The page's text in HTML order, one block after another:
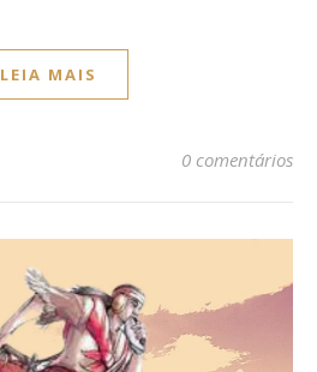
LEIA MAIS
0 comentários